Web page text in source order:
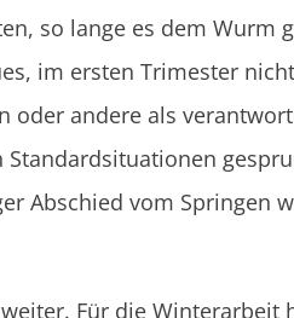
so lange es dem
im ersten Trimester
oder andere als
Abschied vom Springen
Für die